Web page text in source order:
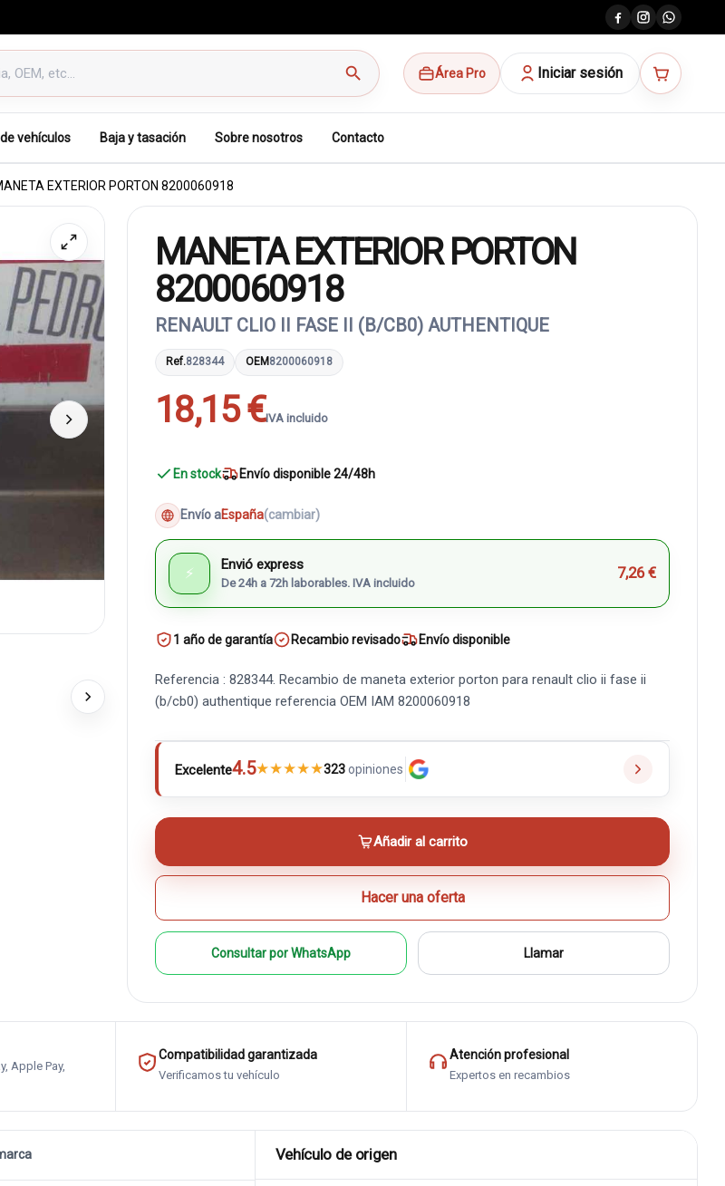
search Área Pro Iniciar sesión
vehículos Baja y tasación Sobre nosotros Contacto
EXTERIOR PORTON 8200060918
MANETA EXTERIOR PORTON
8200060918
RENAULT CLIO II FASE II (B/CB0) AUTHENTIQUE
Ref.828344 OEM 8200060918
18,15 €IVA incluido
En stock Envío disponible 24/48h
Envío aEspaña(cambiar)
⚡ Envió express
De 24h a 72h laborables. IVA incluido
7,26 €
1 año de garantía Recambio revisado Envío disponible
Referencia : 828344. Recambio de maneta exterior porton para renault clio ii fase ii
(b/cb0) authentique referencia OEM IAM 8200060918
Excelente4.5★★★★★323opiniones
Añadir al carrito
Hacer una oferta
Consultar por WhatsApp Llamar
Apple Pay,
Compatibilidad garantizada
Verificamos tu vehículo
Atención profesional
Expertos en recambios
Vehículo de origen